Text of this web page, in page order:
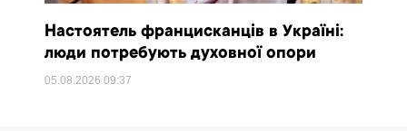
Настоятель францисканців в Україні:
люди потребують духовної опори
05.08.202609:37